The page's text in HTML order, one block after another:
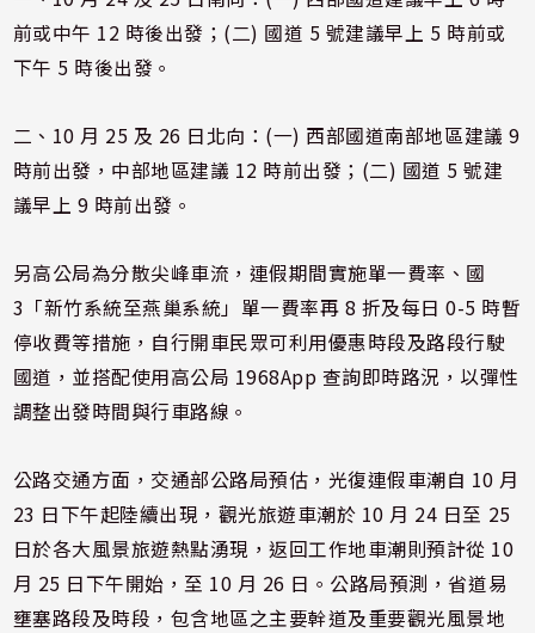
前或中午 12 時後出發；(二) 國道 5 號建議早上 5 時前或
下午 5 時後出發。
二、10 月 25 及 26 日北向：(一) 西部國道南部地區建議 9
時前出發，中部地區建議 12 時前出發；(二) 國道 5 號建
議早上 9 時前出發。
另高公局為分散尖峰車流，連假期間實施單一費率、國
3「新竹系統至燕巢系統」單一費率再 8 折及每日 0-5 時暫
停收費等措施，自行開車民眾可利用優惠時段及路段行駛
國道，並搭配使用高公局 1968App 查詢即時路況，以彈性
調整出發時間與行車路線。
公路交通方面，交通部公路局預估，光復連假車潮自 10 月
23 日下午起陸續出現，觀光旅遊車潮於 10 月 24 日至 25
日於各大風景旅遊熱點湧現，返回工作地車潮則預計從 10
月 25 日下午開始，至 10 月 26 日。公路局預測，省道易
壅塞路段及時段，包含地區之主要幹道及重要觀光風景地